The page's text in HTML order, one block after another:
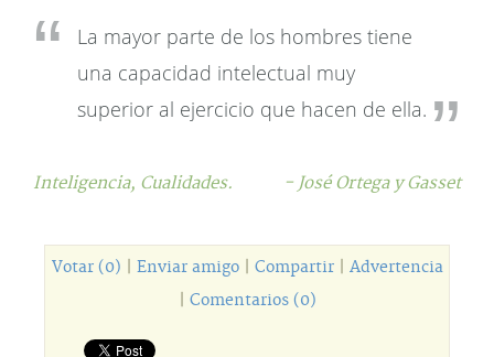
La mayor parte de los hombres tiene
una capacidad intelectual muy
superior al ejercicio que hacen de ella.
Inteligencia, Cualidades. - José Ortega y Gasset
Votar (0) Enviar amigo| Compartir| Advertencia
Comentarios (0)